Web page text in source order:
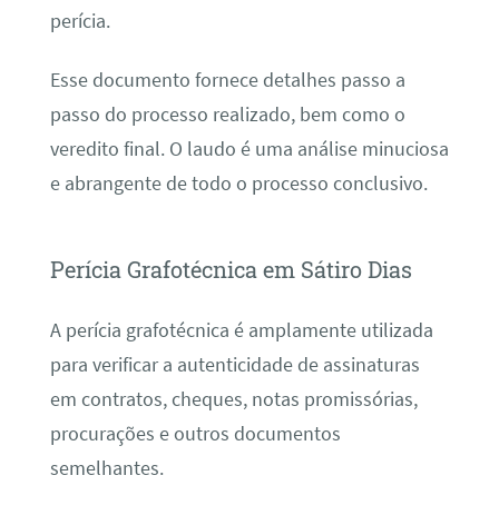
perícia.
Esse documento fornece detalhes passo a
passo do processo realizado, bem como o
veredito final. O laudo é uma análise minuciosa
e abrangente de todo o processo conclusivo.
Perícia Grafotécnica em Sátiro Dias
A perícia grafotécnica é amplamente utilizada
para verificar a autenticidade de assinaturas
em contratos, cheques, notas promissórias,
procurações e outros documentos
semelhantes.